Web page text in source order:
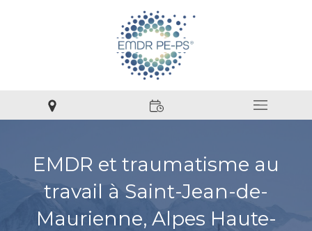
EMDR et traumatisme au
travail à Saint-Jean-de-
Maurienne, Alpes Haute-